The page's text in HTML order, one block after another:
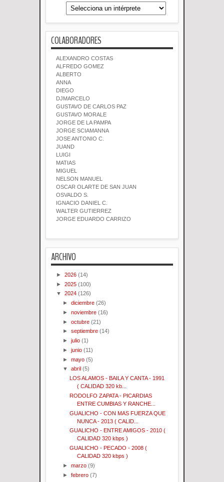
COLABORADORES
ALEXANDRO COSTAS
ALFREDO GOMEZ
ALBERTO
ANNA
DIEGO
DJMARCELO
GUSTAVO DE CARLOS PAZ
GUSTAVO MORALE
JORGE DE LA PAMPA
JORGE SCIAMANNA
JOSE ANTONIO C.
JUAND
LUIGI
MATIAS
MIGUEL
NELSON MANUEL
OSCAR OLARTE DE SAN JUAN
OSVALDO S.
IGNACIO DANIEL C.
WALTER GUTIERREZ
JORGE EDUARDO CARRIZO
ARCHIVO
► 2026 (14)
► 2025 (100)
▼ 2024 (126)
►diciembre (26)
►noviembre (16)
►octubre (21)
►septiembre (14)
►julio (1)
►junio (11)
►mayo (5)
▼abril (5)
LOS ALAMOS - BAILA Y CANTA - 1991
( CALIDAD 320 kb...
RODOLFO ZAPATA - PICARDIAS
ENTRE CUMBIAS Y RANCHE...
GUALICHO - CON MAS FUERZA QUE
NUNCA - 2013 ( CALID...
GUALICHO - ENTRE AMIGOS - 2010 (
CALIDAD 320 kbps )
GUALICHO - PECADO - 2008 (
CALIDAD 320 kbps )
►marzo (9)
►febrero (7)